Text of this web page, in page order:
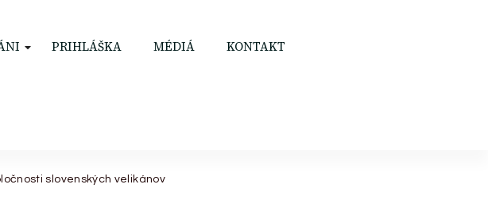
PRIHLÁŠKA MÉDIÁ KONTAKT
slovenských velikánov